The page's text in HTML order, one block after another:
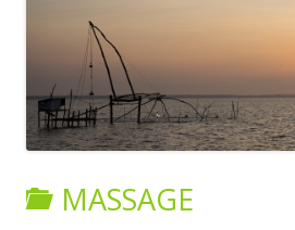
MASSAGE